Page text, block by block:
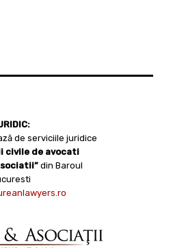
de serviciile juridice
civile de avocati
din Baroul